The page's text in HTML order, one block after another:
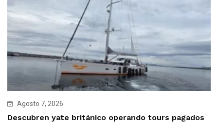
Agosto 7, 2026
Descubren yate británico operando tours pagados